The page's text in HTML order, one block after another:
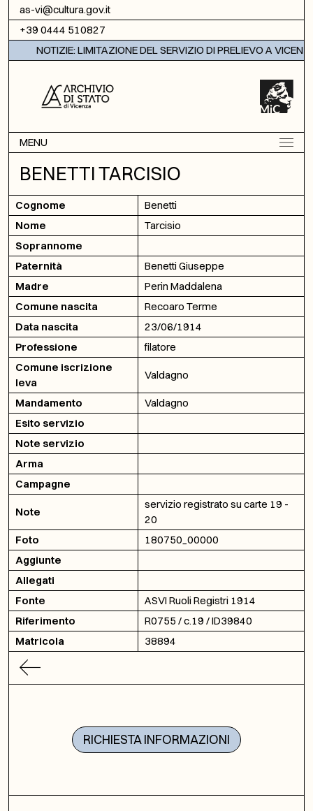
Vai al contenuto
as-vi@cultura.gov.it
+39 0444 510827
NOTIZIE: LIMITAZIONE DEL SERVIZIO DI PRELIEVO A VICENZA
MENU
BENETTI TARCISIO
Cognome
Benetti
Nome
Tarcisio
Soprannome
Paternità
Benetti Giuseppe
Madre
Perin Maddalena
Comune nascita
Recoaro Terme
Data nascita
23/06/1914
Professione
filatore
Comune iscrizione
leva
Valdagno
Mandamento
Valdagno
Esito servizio
Note servizio
Arma
Campagne
Note
servizio registrato su carte 19 -
20
Foto
180750_00000
Aggiunte
Allegati
Fonte
ASVI Ruoli Registri 1914
Riferimento
R0755 / c.19 / ID39840
Matricola
38894
RICHIESTA INFORMAZIONI